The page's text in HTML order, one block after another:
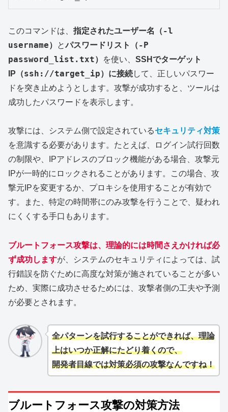
このコマンドは、 指定されたユーザー名（-l
username） とパスワードリスト（-P
password_list.txt） を使い、 SSHでターゲット
IP（ssh://target_ip）に接続して、正しいパスワー
ドを突き止めようとします。攻撃が成功すると、ツールは
成功したパスワードを表示します。
攻撃には、システム側で設定されているセキュリティ対策
を意識する必要があります。たとえば、ログイン試行回数
の制限や、IPアドレスのブロック機能がある場合、攻撃元
IPが一時的にロックされることがあります。この場合、攻
撃元IPを変更するか、プロキシを使用することが有効で
す。また、特定の時間帯にのみ攻撃を行うことで、疑われ
にくくする手口もあります。
ブルートフォース攻撃は、 理論的には時間さえかければ必
ず成功しますが、システムのセキュリティによっては、試
行錯誤を防ぐために高度な対策が施されていることが多い
ため、実際に成功させるためには、攻撃者側の工夫や予測
が必要とされます。
全パターンを試行することができれば、理論
上はいつか正解にたどり着くので、
開発者目線では対策必須の攻撃なんですね！
ブルートフォース攻撃の対策方法